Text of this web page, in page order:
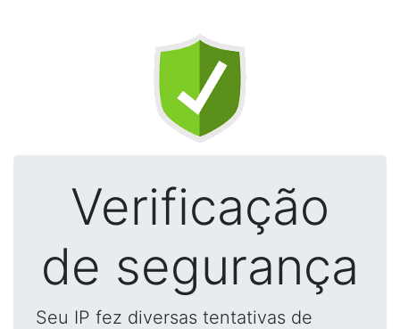
Verificação
de segurança
Seu IP fez diversas tentativas de